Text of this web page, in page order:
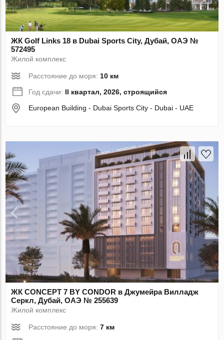
ЖК Golf Links 18 в Dubai Sports City, Дубай, ОАЭ №
572495
Жилой комплекс
Расстояние до моря: 10 км
Год сдачи: II квартал, 2026, строящийся
European Building - Dubai Sports City - Dubai - UAE
ЖК CONCEPT 7 BY CONDOR в Джумейра Вилладж
Серкл, Дубай, ОАЭ № 255639
Жилой комплекс
Расстояние до моря:7 км